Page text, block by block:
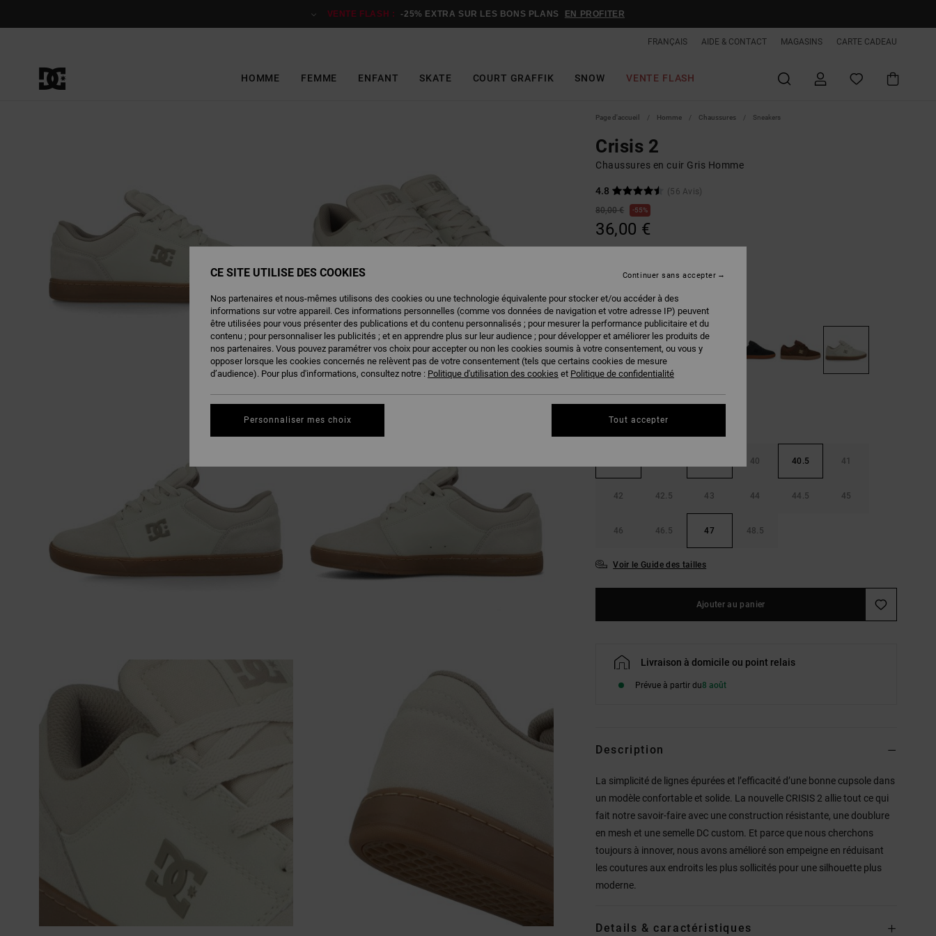
VENTE FLASH : -25% EXTRA SUR LES BONS PLANS EN PROFITER
FRANÇAIS AIDE & CONTACT MAGASINS CARTE CADEAU
HOMME FEMME ENFANT SKATE COURT GRAFFIK SNOW VENTE FLASH
Page d'accueil Homme Chaussures Sneakers
Crisis 2
Chaussures en cuir Gris Homme
4.8
(56 Avis)
80,00 €
55%
36,00 €
CouleurSilver Birch/gum/warm Taupe
40 40.5 41
42 42.5 43 44 44.5 45
46 46.5 47 48.5
Voir le Guide des tailles
Ajouter au panier
Livraison à domicile ou point relais
Prévue à partir du8 août
Description
La simplicité de lignes épurées et l’efficacité d’une bonne cupsole dans
un modèle confortable et solide. La nouvelle CRISIS 2 allie tout ce qui
fait notre savoir-faire avec une construction résistante, une doublure
en mesh et une semelle DC custom. Et parce que nous cherchons
toujours à innover, nous avons amélioré son empeigne en réduisant
les coutures aux endroits les plus sollicités pour une silhouette plus
moderne.
Details & caractéristiques
CE SITE UTILISE DES COOKIES
Nos partenaires et nous-mêmes utilisons des cookies ou une technologie équivalente pour stocker et/ou accéder à des
informations sur votre appareil. Ces informations personnelles (comme vos données de navigation et votre adresse IP) peuvent
être utilisées pour vous présenter des publications et du contenu personnalisés ; pour mesurer la performance publicitaire et du
contenu ; pour personnaliser les publicités ; et en apprendre plus sur leur audience ; pour développer et améliorer les produits de
nos partenaires. Vous pouvez paramétrer vos choix pour accepter ou non les cookies soumis à votre consentement, ou vous y
opposer lorsque les cookies concernés ne relèvent pas de votre consentement (tels que certains cookies de mesure
d’audience). Pour plus d'informations, consultez notre : Politique d'utilisation des cookies et Politique de confidentialité
Personnaliser mes choix
Continuer sans accepter
Tout accepter